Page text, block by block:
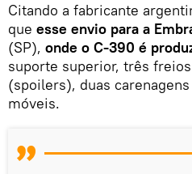
Citando a fabricante
que esse envio para a
(SP), onde o C-390 é
suporte superior, três
(spoilers), duas
móveis.